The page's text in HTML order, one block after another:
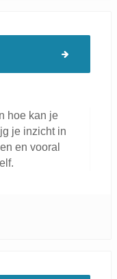
hoe kan je
je inzicht in
en vooral